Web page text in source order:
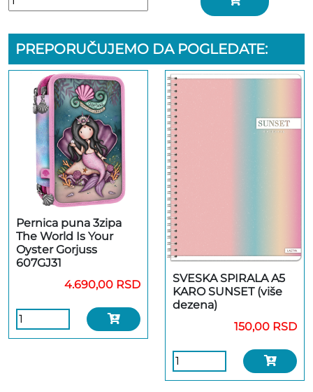
PREPORUČUJEMO DA POGLEDATE:
Pernica puna 3zipa
The World Is Your
Oyster Gorjuss
607GJ31
4.690,00 RSD
SVESKA SPIRALA A5
KARO SUNSET (više
dezena)
150,00 RSD